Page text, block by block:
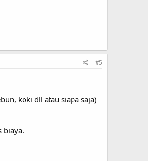
#5
koki dll atau siapa saja)
biaya.